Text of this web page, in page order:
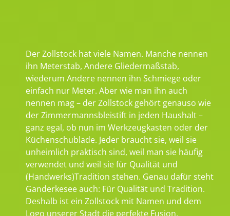
Der Zollstock hat viele Namen. Manche nennen
ihn Meterstab, Andere Gliedermaßstab,
wiederum Andere nennen ihn Schmiege oder
einfach nur Meter. Aber wie man ihn auch
nennen mag – der Zollstock gehört genauso wie
der Zimmermannsbleistift in jeden Haushalt –
ganz egal, ob nun im Werkzeugkasten oder der
Küchenschublade. Jeder braucht sie, weil sie
unheimlich praktisch sind, weil man sie häufig
verwendet und weil sie für Qualität und
(Handwerks)Tradition stehen. Genau dafür steht
Ganderkesee auch: Für Qualität und Tradition.
Deshalb ist ein Zollstock mit Namen und dem
Logo unserer Stadt die perfekte Fusion.